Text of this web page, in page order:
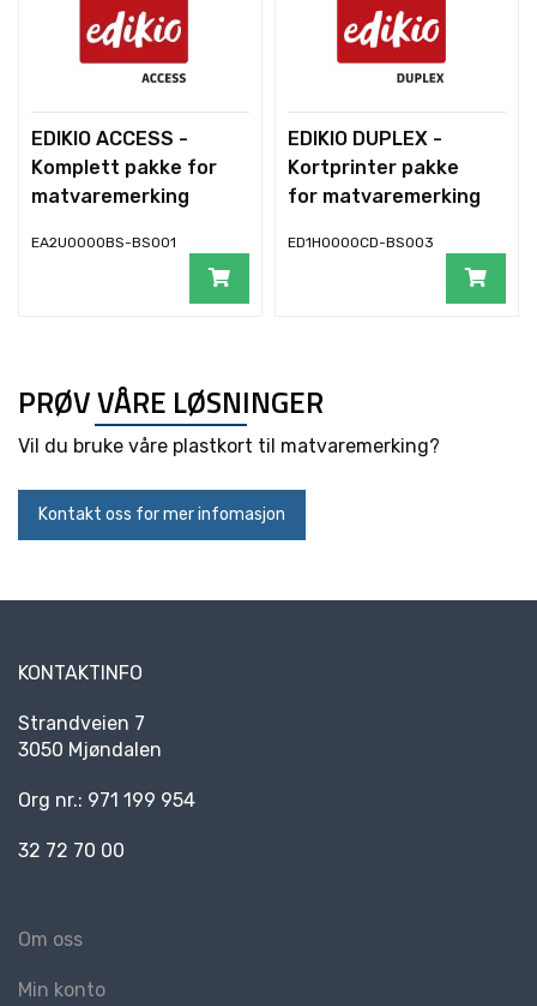
EDIKIO ACCESS -
Komplett pakke for
matvaremerking
EA2U0000BS-BS001
EDIKIO DUPLEX -
Kortprinter pakke
for matvaremerking
ED1H0000CD-BS003
PRØV VÅRE LØSNINGER
Vil du bruke våre plastkort til matvaremerking?
Kontakt oss for mer infomasjon
KONTAKTINFO
Strandveien 7
3050 Mjøndalen
Org nr.: 971 199 954
32 72 70 00
Om oss
Min konto